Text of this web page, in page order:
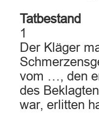
Tatbestand
1
Der Kläger
vom …, den
des
war, erlitten